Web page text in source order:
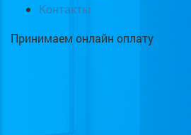
Контакты
Принимаем онлайн оплату